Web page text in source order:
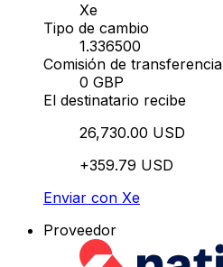
Xe
Tipo de cambio
1.336500
Comisión de transferencia
0 GBP
El destinatario recibe
26,730.00 USD
+359.79 USD
Enviar con Xe
Proveedor